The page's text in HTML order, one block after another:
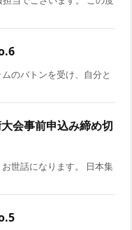
のバトンを受け、自分と
会事前申込み締め切
世話になります。 日本集